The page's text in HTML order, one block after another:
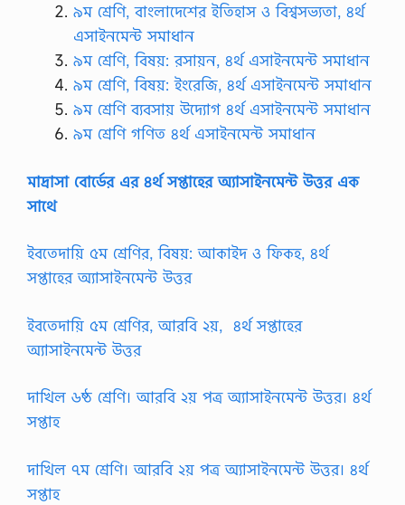
৯ম শ্রেণি, বাংলাদেশের ইতিহাস ও বিশ্বসভ্যতা, ৪র্থ
এসাইনমেন্ট সমাধান
৯ম শ্রেণি, বিষয়: রসায়ন, ৪র্থ এসাইনমেন্ট সমাধান
৯ম শ্রেণি, বিষয়: ইংরেজি, ৪র্থ এসাইনমেন্ট সমাধান
৯ম শ্রেণি ব্যবসায় উদ্যোগ ৪র্থ এসাইনমেন্ট সমাধান
৯ম শ্রেণি গণিত ৪র্থ এসাইনমেন্ট সমাধান
মাদ্রাসা বোর্ডের এর ৪র্থ সপ্তাহের অ্যাসাইনমেন্ট উত্তর এক
সাথে
ইবতেদায়ি ৫ম শ্রেণির, বিষয়: আকাইদ ও ফিকহ, ৪র্থ
সপ্তাহের অ্যাসাইনমেন্ট উত্তর
ইবতেদায়ি ৫ম শ্রেণির, আরবি ২য়, ৪র্থ সপ্তাহের
অ্যাসাইনমেন্ট উত্তর
দাখিল ৬ষ্ঠ শ্রেণি। আরবি ২য় পত্র অ্যাসাইনমেন্ট উত্তর। ৪র্থ
সপ্তাহ
দাখিল ৭ম শ্রেণি। আরবি ২য় পত্র অ্যাসাইনমেন্ট উত্তর। ৪র্থ
সপ্তাহ